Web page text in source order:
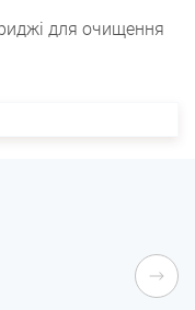
для очищення